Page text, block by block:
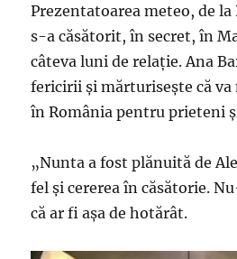
Prezentatoarea meteo, de la
s-a căsătorit, în secret, în
câteva luni de relație. Ana
fericirii și mărturisește că va
în România pentru prieteni
„Nunta a fost plănuită de
fel şi cererea în căsătorie.
că ar fi aşa de hotărât.